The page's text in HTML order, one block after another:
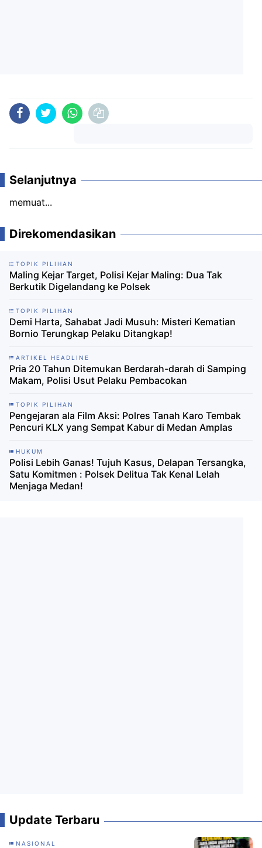
Selanjutnya
memuat...
Direkomendasikan
TOPIK PILIHAN
Maling Kejar Target, Polisi Kejar Maling: Dua Tak
Berkutik Digelandang ke Polsek
TOPIK PILIHAN
Demi Harta, Sahabat Jadi Musuh: Misteri Kematian
Bornio Terungkap Pelaku Ditangkap!
ARTIKEL HEADLINE
Pria 20 Tahun Ditemukan Berdarah-darah di Samping
Makam, Polisi Usut Pelaku Pembacokan
TOPIK PILIHAN
Pengejaran ala Film Aksi: Polres Tanah Karo Tembak
Pencuri KLX yang Sempat Kabur di Medan Amplas
HUKUM
Polisi Lebih Ganas! Tujuh Kasus, Delapan Tersangka,
Satu Komitmen : Polsek Delitua Tak Kenal Lelah
Menjaga Medan!
Update Terbaru
NASIONAL